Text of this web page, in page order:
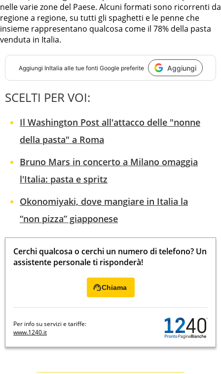
nelle varie zone del Paese. Alcuni formati sono ricorrenti da
regione a regione, su tutti gli spaghetti e le penne che
insieme rappresentano qualcosa come il 78% della pasta
venduta in Italia.
Aggiungi InItalia alle tue fonti Google preferite Aggiungi
SCELTI PER VOI:
Il Washington Post all'attacco delle "nonne
della pasta" a Roma
Bruno Mars in concerto a Milano omaggia
l'Italia: pasta e spritz
Okonomiyaki, dove mangiare in Italia la
“non pizza” giapponese
Cerchi qualcosa o cerchi un numero di telefono? Un
assistente personale ti risponderà!
Chiama
Per info su servizi e tariffe:
www.1240.it